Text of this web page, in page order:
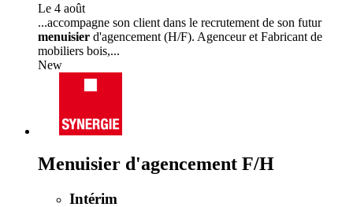
Le 4 août
...accompagne son client dans le recrutement de son futur
menuisier d'agencement (H/F). Agenceur et Fabricant de
mobiliers bois,...
New
Menuisier d'agencement F/H
Intérim